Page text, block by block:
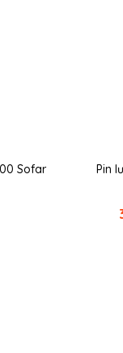
Sofar
Pin